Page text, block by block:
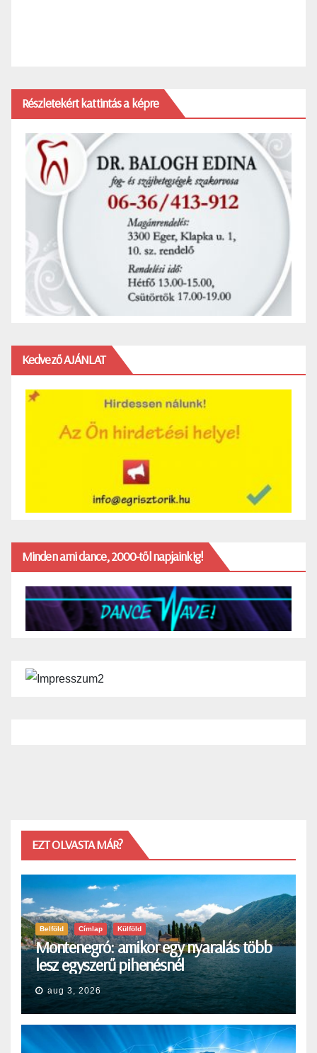
Részletekért kattintás a képre
Kedvező AJÁNLAT
Minden ami dance, 2000-től napjainkig!
EZT OLVASTA MÁR?
Belföld Címlap Külföld
Montenegró: amikor egy nyaralás több
lesz egyszerű pihenésnél
aug 3, 2026